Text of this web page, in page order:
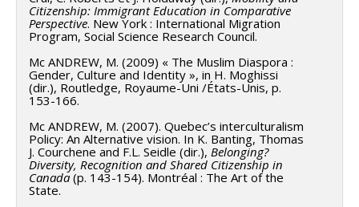
Citizenship: Immigrant Education in Comparative
Perspective. New York : International Migration
Program, Social Science Research Council.
Mc ANDREW, M. (2009) « The Muslim Diaspora :
Gender, Culture and Identity », in H. Moghissi
(dir.), Routledge, Royaume-Uni /États-Unis, p.
153-166.
Mc ANDREW, M. (2007). Quebec’s interculturalism
Policy: An Alternative vision. In K. Banting, Thomas
J. Courchene and F.L. Seidle (dir.), Belonging?
Diversity, Recognition and Shared Citizenship in
Canada (p. 143-154). Montréal : The Art of the
State.